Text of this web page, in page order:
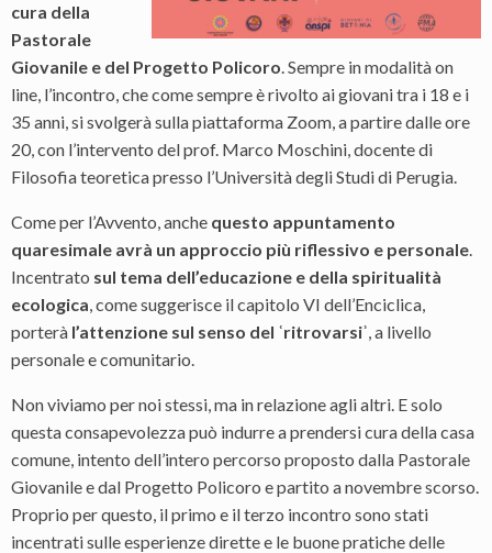
cura della
Pastorale
Giovanile e del Progetto Policoro . Sempre in modalità on
line, l’incontro, che come sempre è rivolto ai giovani tra i 18 e i
35 anni, si svolgerà sulla piattaforma Zoom, a partire dalle ore
20, con l’intervento del prof. Marco Moschini, docente di
Filosofia teoretica presso l’Università degli Studi di Perugia.
Come per l’Avvento, anche questo appuntamento
quaresimale avrà un approccio più riflessivo e personale
Incentrato sul tema dell’educazione e della spiritualità
ecologica , come suggerisce il capitolo VI dell’Enciclica,
porterà l’attenzione sul senso del ʿritrovarsiʾ , a livello
personale e comunitario.
Non viviamo per noi stessi, ma in relazione agli altri. E solo
questa consapevolezza può indurre a prendersi cura della casa
comune, intento dell’intero percorso proposto dalla Pastorale
Giovanile e dal Progetto Policoro e partito a novembre scorso.
Proprio per questo, il primo e il terzo incontro sono stati
incentrati sulle esperienze dirette e le buone pratiche delle